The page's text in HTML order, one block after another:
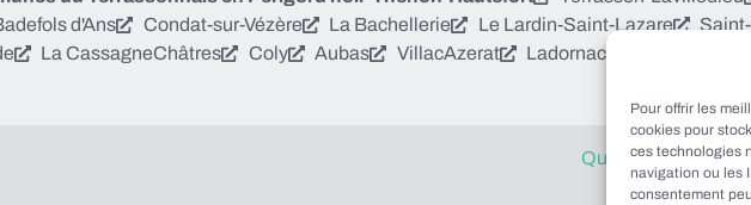
Pour offrir les
cookies pour
ces technologies
navigation ou les
consentement
d'Ans Condat-sur-Vézère La Bachellerie Le Lardin-Saint-Lazare
La CassagneChâtres Coly Aubas VillacAzerat Ladornac Les
Qui sommes nous ?